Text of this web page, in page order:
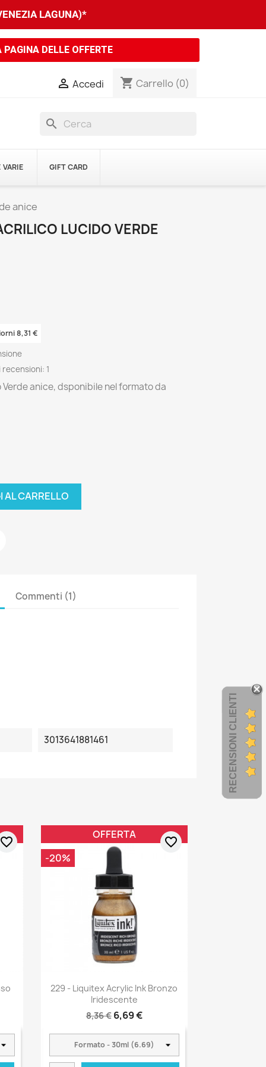
LAGUNA)*
DELLE OFFERTE
 Accedi shopping_cart Carrello (0)
search
GIFT CARD
anice
LUCIDO VERDE
8,31 €
recensioni: 1
anice, dsponibile nel formato da
AL CARRELLO
Commenti (1)
3013641881461
favorite_border
229 - Liquitex Acrylic Ink Bronzo
Iridescente
8,36 € 6,69 €
OFFERTA
-20%
favorite_border
RECENSIONI CLIENTI